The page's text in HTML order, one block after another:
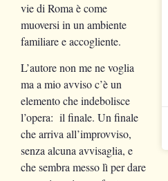
vie di Roma è come
muoversi in un ambiente
familiare e accogliente.
L’autore non me ne voglia
ma a mio avviso c’è un
elemento che indebolisce
l’opera: il finale. Un finale
che arriva all’improvviso,
senza alcuna avvisaglia, e
che sembra messo lì per dare